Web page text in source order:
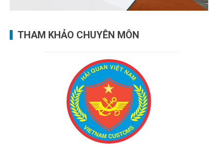
THAM KHẢO CHUYÊN MÔN